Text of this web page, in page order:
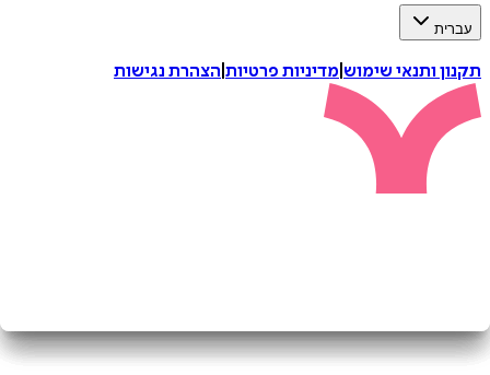
ותנאי שימוש|מדיניות פרטיות|הצהרת נגישות